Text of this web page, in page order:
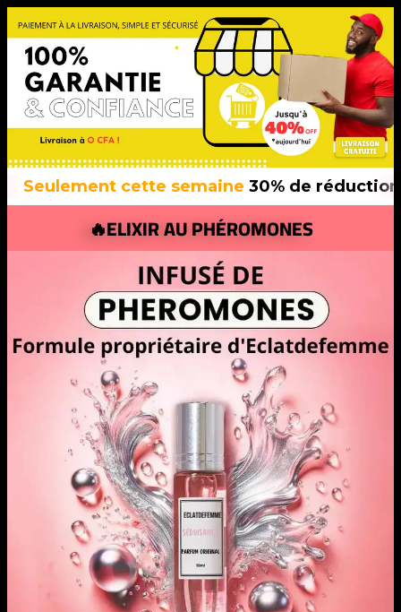
cette semaine 30% de réductionsur tous
🔥ELIXIR AU PHÉROMONES